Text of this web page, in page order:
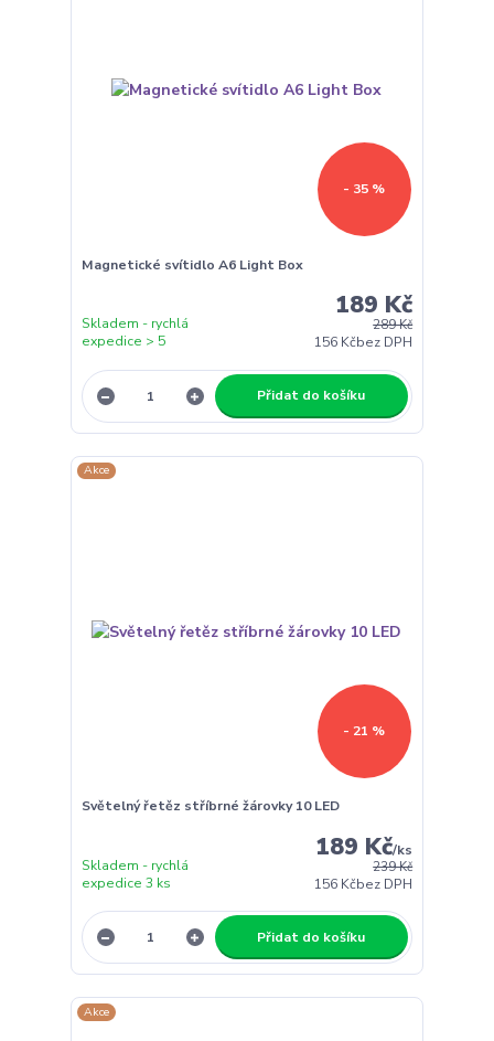
- 35 %
Magnetické svítidlo A6 Light Box
289 Kč
189 Kč
156 Kčbez DPH
Skladem - rychlá
expedice > 5
Přidat do košíku
Akce
- 21 %
Světelný řetěz stříbrné žárovky 10 LED
239 Kč
189 Kč/ks
156 Kčbez DPH
Skladem - rychlá
expedice 3 ks
Přidat do košíku
Akce